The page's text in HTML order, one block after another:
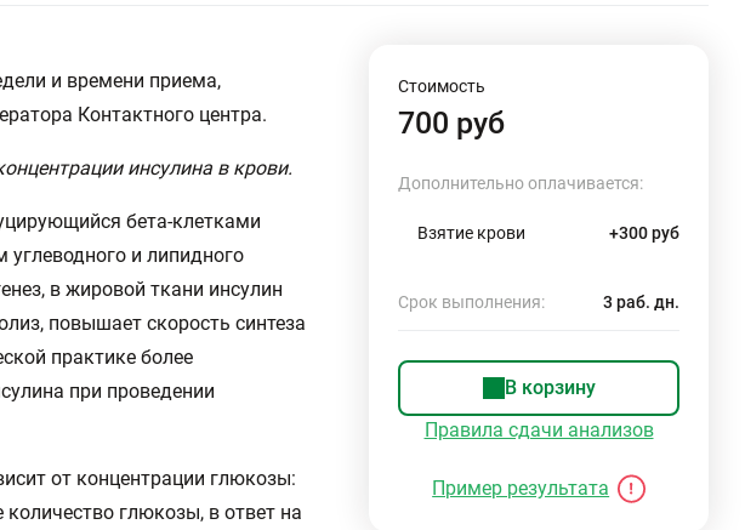
и времени приема,
Контактного центра.
инсулина в крови.
бета-клетками
и липидного
в жировой ткани инсулин
повышает скорость синтеза
практике более
при проведении
от концентрации глюкозы:
глюкозы, в ответ на
Стоимость
700 руб
Дополнительно оплачивается:
Взятие крови +300 руб
Срок выполнения: 3 раб. дн.
В корзину
Правила сдачи анализов
Пример результата